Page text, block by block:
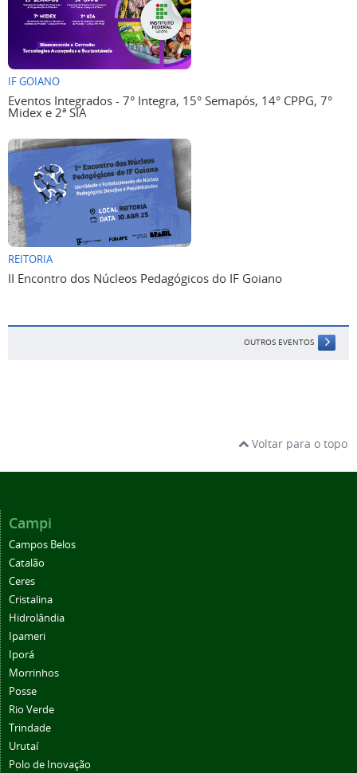
IF GOIANO
Eventos Integrados - 7° Integra, 15° Semapós, 14° CPPG, 7°
Midex e 2ª SIA
REITORIA
II Encontro dos Núcleos Pedagógicos do IF Goiano
OUTROS EVENTOS
Voltar para o topo
Campi
Campos Belos
Catalão
Ceres
Cristalina
Hidrolândia
Ipameri
Iporá
Morrinhos
Posse
Rio Verde
Trindade
Urutaí
Polo de Inovação